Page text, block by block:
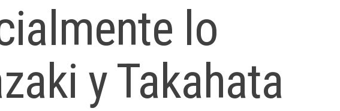
lo
y Takahata